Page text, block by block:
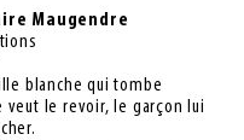
Maugendre
blanche qui tombe
veut le revoir, le garçon lui